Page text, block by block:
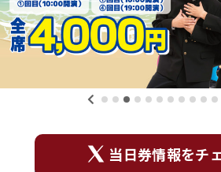
当日券情報をチ